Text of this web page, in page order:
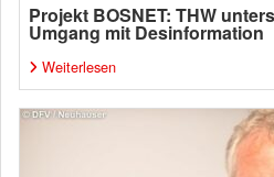
Projekt BOSNET: THW
Umgang mit Desinformation
Weiterlesen